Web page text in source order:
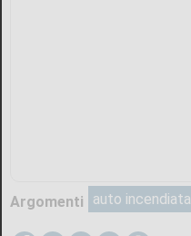
Argomenti auto incendiata